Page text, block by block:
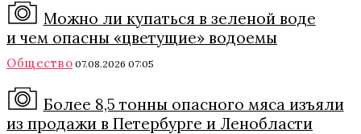
Можно ли купаться в зеленой воде
и чем опасны «цветущие» водоемы
Общество 07.08.2026 07:05
Более 8,5 тонны опасного мяса изъяли
из продажи в Петербурге и Ленобласти